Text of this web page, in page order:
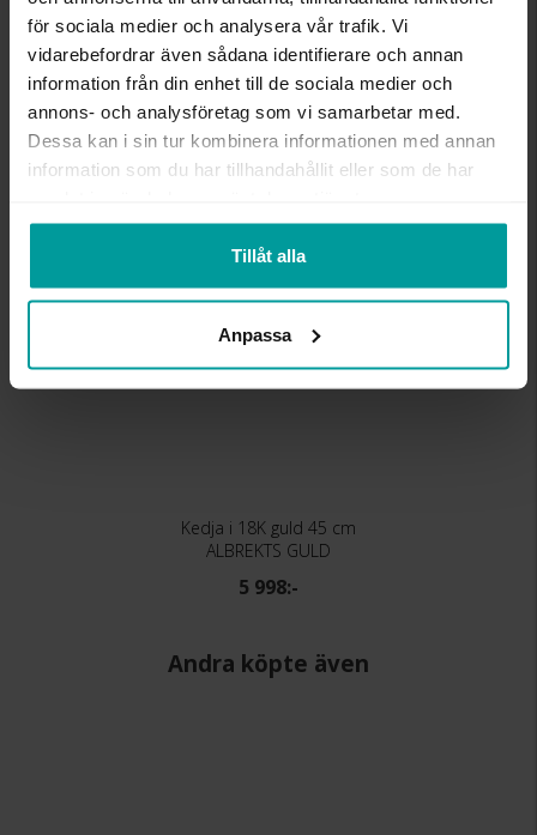
för sociala medier och analysera vår trafik. Vi
vidarebefordrar även sådana identifierare och annan
information från din enhet till de sociala medier och
annons- och analysföretag som vi samarbetar med.
Dessa kan i sin tur kombinera informationen med annan
information som du har tillhandahållit eller som de har
Tillåt alla
Anpassa
MATERIAL
Guld
ÄDELMETALL
18K Gold
KEDJEMODELL
Figaro
VIKT CA (GRAM)
2,0
Liknande produkter
Kalasdeal
Kedja i 18K guld 45 cm
ALBREKTS GULD
5 998:-
Andra köpte även